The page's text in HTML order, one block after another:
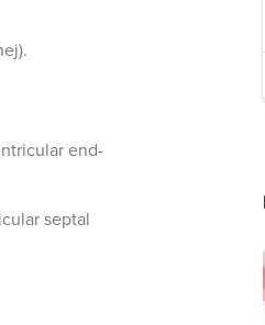
end-
septal